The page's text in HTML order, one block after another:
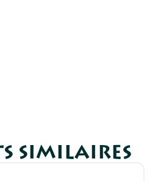
SIMILAIRES